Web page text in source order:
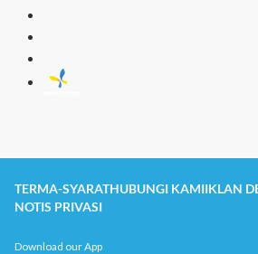
TERMA-SYARATHUBUNGI KAMIIKLAN
NOTIS PRIVASI
Download our App